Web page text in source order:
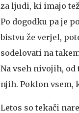
za ljudi, ki imajo
Po dogodku pa je
bistvu že verjel,
sodelovati na
Na vseh nivojih, od
njih. Poklon vsem,
Letos so tekači